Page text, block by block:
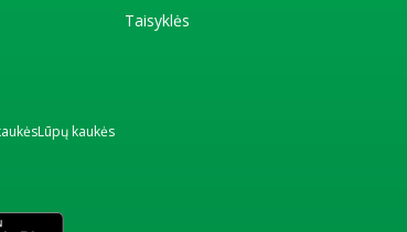
Taisyklės
Lūpų kaukės